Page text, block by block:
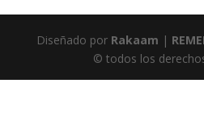
Diseñado por Rakaam |
© todos los